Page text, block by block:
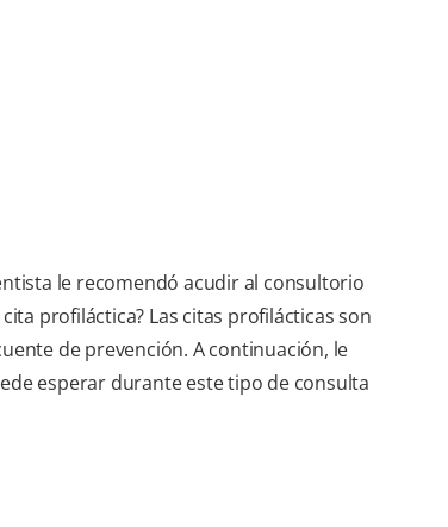
le recomendó acudir al consultorio
profiláctica? Las citas profilácticas son
de prevención. A continuación, le
esperar durante este tipo de consulta